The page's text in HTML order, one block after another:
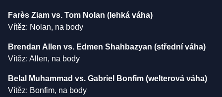
Farès Ziam vs. Tom Nolan (lehká váha)
Vítěz: Nolan, na body
Brendan Allen vs. Edmen Shahbazyan (střední váha)
Vítěz: Allen, na body
Belal Muhammad vs. Gabriel Bonfim (welterová váha)
Vítěz: Bonfim, na body